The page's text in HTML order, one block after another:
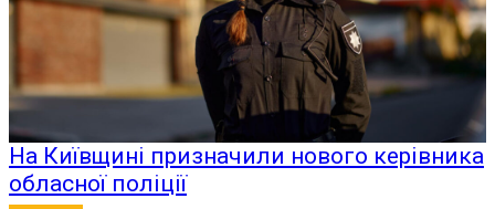
На Київщині призначили нового керівника
обласної поліції